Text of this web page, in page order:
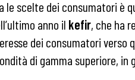
le scelte dei consumatori è
anno il kefir, che ha
dei consumatori
di gamma superiore, in